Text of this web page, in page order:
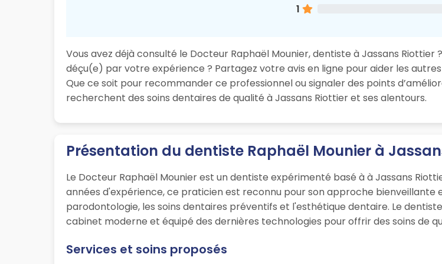
1
Vous avez déjà consulté le Docteur Raphaël Mounier, dentiste à Jassans
déçu(e) par votre expérience ? Partagez votre avis en ligne pour aider les
Que ce soit pour recommander ce professionnel ou signaler des points
recherchent des soins dentaires de qualité à Jassans Riottier et ses alentours.
Présentation du dentiste Raphaël Mounier à
Le Docteur Raphaël Mounier est un dentiste expérimenté basé à à Jassans
années d'expérience, ce praticien est reconnu pour son approche bienveillante
parodontologie, les soins dentaires préventifs et l'esthétique dentaire. Le
cabinet moderne et équipé des dernières technologies pour offrir des soins de
Services et soins proposés